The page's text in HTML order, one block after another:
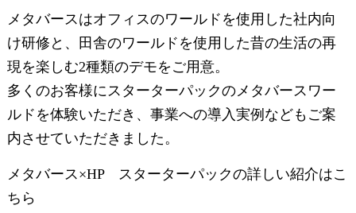
メタバースはオフィスのワールドを使用した社内向
け研修と、田舎のワールドを使用した昔の生活の再
現を楽しむ2種類のデモをご用意。
多くのお客様にスターターパックのメタバースワー
ルドを体験いただき、事業への導入実例などもご案
内させていただきました。
メタバース×HP スターターパックの詳しい紹介はこ
ちら